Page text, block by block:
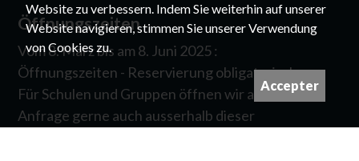
Öffnungszeiten
Vom 8. März bis am 8. Juni 2025 :
Öffnungszeiten - Reservierung obligatorisch
Für Schulen und Gruppen öffnen wir auf
Anfrage gerne auch ausserhalb dieser
Website zu verbessern. Indem Sie weiterhin auf unserer
Website navigieren, stimmen Sie unserer Verwendung
von Cookies zu.
Accepter